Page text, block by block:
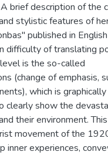
brief description of the
stylistic features of
published in
difficulty of translating
is the so-called
(change of emphasis,
which is
clearly show the
their environment.
movement of the
inner experiences,